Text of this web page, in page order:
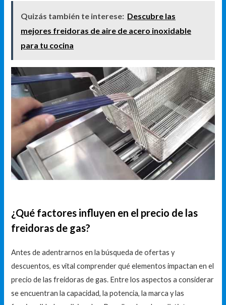
Quizás también te interese: Descubre las
mejores freidoras de aire de acero inoxidable
para tu cocina
¿Qué factores influyen en el precio de las
freidoras de gas?
Antes de adentrarnos en la búsqueda de ofertas y
descuentos, es vital comprender qué elementos impactan en el
precio de las freidoras de gas. Entre los aspectos a considerar
se encuentran la capacidad, la potencia, la marca y las